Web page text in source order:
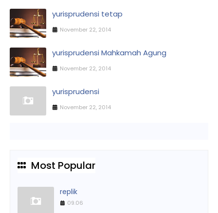
yurisprudensi tetap
November 22, 2014
yurisprudensi Mahkamah Agung
November 22, 2014
yurisprudensi
November 22, 2014
Most Popular
replik
09.06